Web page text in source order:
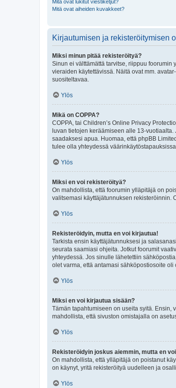
Mitä ovat lukitut viestiketjut?
Mitä ovat aiheiden kuvakkeet?
Kirjautumisen ja rekisteröitymisen
Miksi minun pitää rekisteröityä?
Sinun ei välttämättä tarvitse, riippuu
vieraiden käytettävissä. Näitä ovat mm.
suositeltavaa.
Ylös
Mikä on COPPA?
COPPA, tai Children’s Online Privacy
luvan tietojen keräämiseen alle 13-
saadaksesi apua. Huomaa, että phpBB
tulee olla yhteydessä
Ylös
Miksi en voi rekisteröityä?
On mahdollista, että foorumin ylläpitäjä on
valitsemasi käyttäjätunnuksen rekisteröinnin.
Ylös
Rekisteröidyin, mutta en voi kirjautua!
Tarkista ensin käyttäjätunnuksesi ja
seurata saamiasi ohjeita. Jotkut foorumit
yhteydessä. Jos sinulle lähetettiin
olet varma, että antamasi sähköpostiosoite
Ylös
Miksi en voi kirjautua sisään?
Tämän tapahtumiseen on useita syitä. Ensin,
mahdollista, että sivuston omistajalla on
Ylös
Rekisteröidyin joskus aiemmin, mutta en
On mahdollista, että ylläpitäjä on poistanut
on käynyt, yritä rekisteröityä uudelleen ja
Ylös